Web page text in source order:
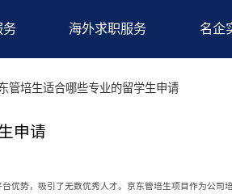
职服务 海外求职服务
况>京东管培生适合哪些专业的留学生申请
学生申请